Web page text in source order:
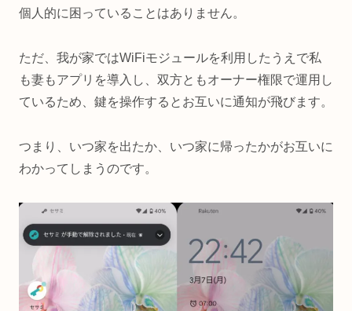
個人的に困っていることはありません。
ただ、我が家ではWiFiモジュールを利用したうえで私
も妻もアプリを導入し、双方ともオーナー権限で運用し
ているため、鍵を操作するとお互いに通知が飛びます。
つまり、いつ家を出たか、いつ家に帰ったかがお互いに
わかってしまうのです。